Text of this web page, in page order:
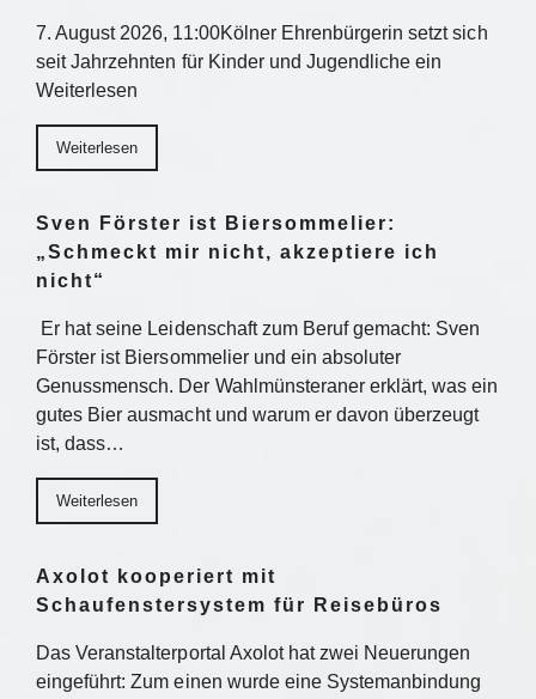
7. August 2026, 11:00Kölner Ehrenbürgerin setzt sich
seit Jahrzehnten für Kinder und Jugendliche ein
Weiterlesen
Weiterlesen
Sven Förster ist Biersommelier:
„Schmeckt mir nicht, akzeptiere ich
nicht“
Er hat seine Leidenschaft zum Beruf gemacht: Sven
Förster ist Biersommelier und ein absoluter
Genussmensch. Der Wahlmünsteraner erklärt, was ein
gutes Bier ausmacht und warum er davon überzeugt
ist, dass…
Weiterlesen
Axolot kooperiert mit
Schaufenstersystem für Reisebüros
Das Veranstalterportal Axolot hat zwei Neuerungen
eingeführt: Zum einen wurde eine Systemanbindung